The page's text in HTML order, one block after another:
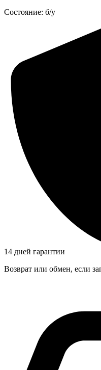
Состояние: б/у
14 дней гарантии
Возврат или обмен, если